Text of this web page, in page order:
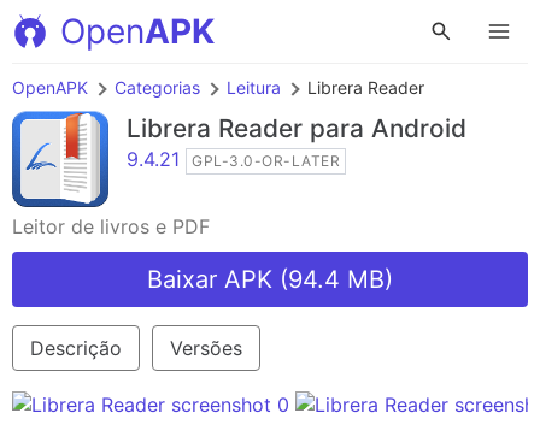
OpenAPK
OpenAPK Categorias Leitura Librera Reader
Librera Reader para Android
9.4.21 GPL-3.0-OR-LATER
Leitor de livros e PDF
Baixar APK (94.4 MB)
Descrição Versões